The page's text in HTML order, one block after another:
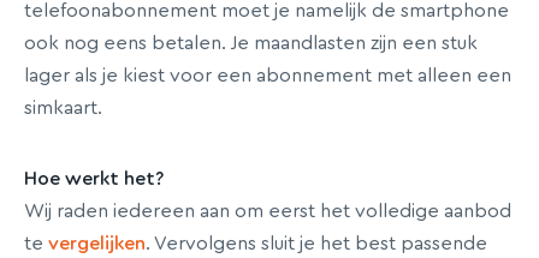
telefoonabonnement moet je namelijk de smartphone
ook nog eens betalen. Je maandlasten zijn een stuk
lager als je kiest voor een abonnement met alleen een
simkaart.
Hoe werkt het?
Wij raden iedereen aan om eerst het volledige aanbod
te vergelijken. Vervolgens sluit je het best passende